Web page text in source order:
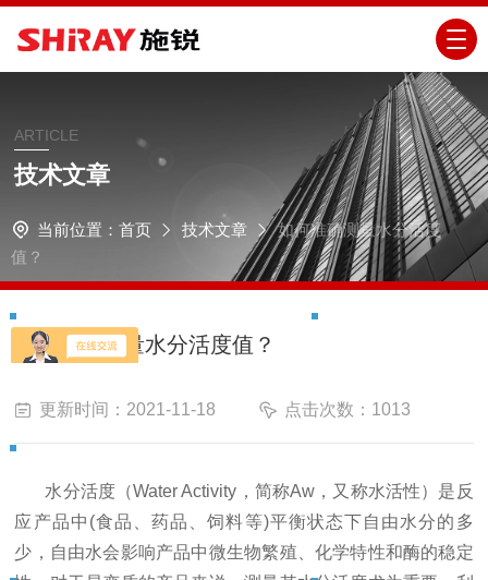
ARTICLE
技术文章
当前位置： 首页 技术文章
如何准确测量水分活度
值？
如何准确测量水分活度值？
更新时间：2021-11-18 点击次数：1013
水分活度（Water Activity，简称Aw，又称水活性）是反
应产品中(食品、药品、饲料等)平衡状态下自由水分的多
少，自由水会影响产品中微生物繁殖、化学特性和酶的稳定